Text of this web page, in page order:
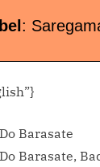
:
Barasate
Barasate,